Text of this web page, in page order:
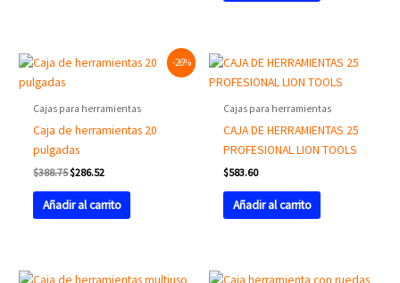
-26%
Cajas para herramientas
Caja de herramientas 20
pulgadas
$388.75
Original
$286.52
Current
Añadir al carrito
Cajas para herramientas
CAJA DE HERRAMIENTAS 25
PROFESIONAL LION TOOLS
$583.60
Añadir al carrito